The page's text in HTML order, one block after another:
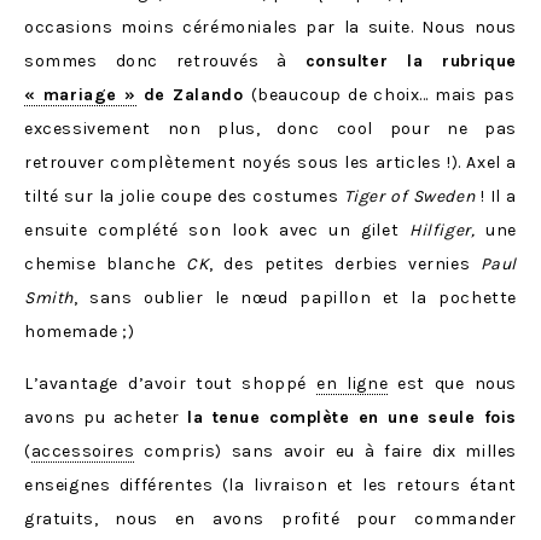
occasions moins cérémoniales par la suite. Nous nous
sommes donc retrouvés à consulter la rubrique
« mariage » de Zalando (beaucoup de choix… mais pas
excessivement non plus, donc cool pour ne pas
retrouver complètement noyés sous les articles !). Axel a
tilté sur la jolie coupe des costumes Tiger of Sweden! Il a
ensuite complété son look avec un gilet Hilfiger, une
chemise blanche CK, des petites derbies vernies Paul
Smith, sans oublier le nœud papillon et la pochette
homemade ;)
L’avantage d’avoir tout shoppé en ligne est que nous
avons pu acheter la tenue complète en une seule fois
(accessoires compris) sans avoir eu à faire dix milles
enseignes différentes (la livraison et les retours étant
gratuits, nous en avons profité pour commander